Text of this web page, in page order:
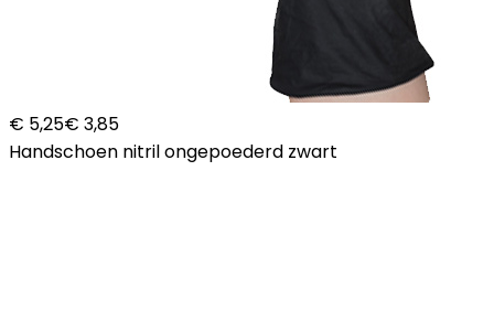
€ 5,25€ 3,85
Handschoen nitril ongepoederd zwart